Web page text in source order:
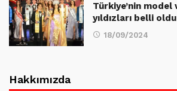
Türkiye’nin model
yıldızları belli oldu
18/09/2024
Hakkımızda